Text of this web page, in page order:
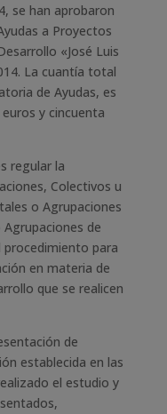
se han aprobaron
a Proyectos
«José Luis
La cuantía total
de Ayudas, es
y cincuenta
regular la
Colectivos u
o Agrupaciones
de
procedimiento para
en materia de
que se realicen
de
establecida en las
el estudio y